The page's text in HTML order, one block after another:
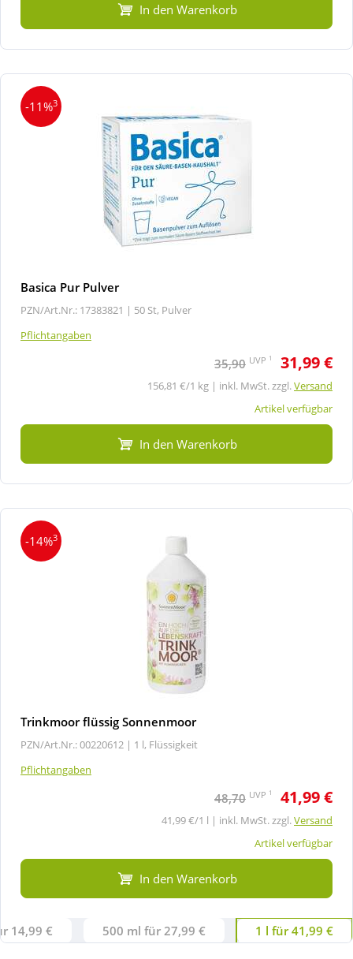
In den Warenkorb
-11%3
Basica Pur Pulver
PZN/Art.Nr.: 17383821 | 50 St, Pulver
Pflichtangaben
35,90 UVP 1 31,99 €
156,81 €/1 kg | inkl. MwSt. zzgl.Versand
Artikel verfügbar
In den Warenkorb
-14%3
Trinkmoor flüssig Sonnenmoor
PZN/Art.Nr.: 00220612 | 1 l, Flüssigkeit
Pflichtangaben
48,70 UVP 1 41,99 €
41,99 €/1 l | inkl. MwSt. zzgl.Versand
Artikel verfügbar
In den Warenkorb
14,99 € 500 ml für 27,99 € 1 l für 41,99 €